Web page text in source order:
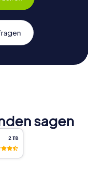
sagen
2.118